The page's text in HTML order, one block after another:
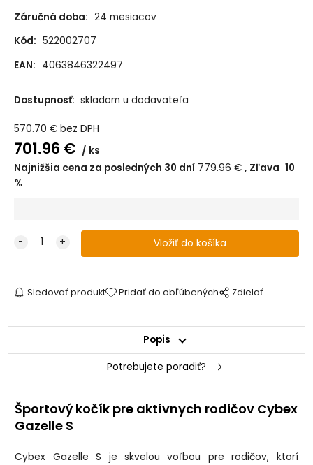
Záručná doba: 24 mesiacov
Kód: 522002707
EAN: 4063846322497
Dostupnosť: skladom u dodavateľa
570.70 € bez DPH
701.96 €
ks
Najnižšia cena za posledných 30 dní 779.96€ Zľava 10
%
Sledovať produkt Pridať do obľúbených Zdielať
Popis
Potrebujete poradiť?
Športový kočík pre aktívnych rodičov Cybex
Gazelle S
Cybex Gazelle S je skvelou voľbou pre rodičov, ktorí